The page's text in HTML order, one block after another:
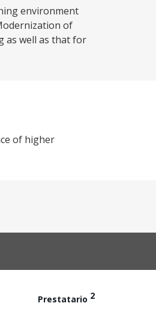
environment
of
as well as that for
of higher
Prestatario 2